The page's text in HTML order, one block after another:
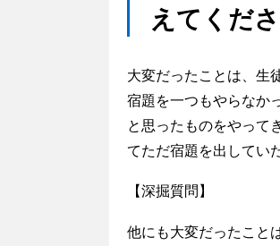
えてくださ
大変だったことは、生
宿題を一つもやらなか
と思ったものをやって
てただ宿題を出してい
【深掘質問】
他にも大変だったこと